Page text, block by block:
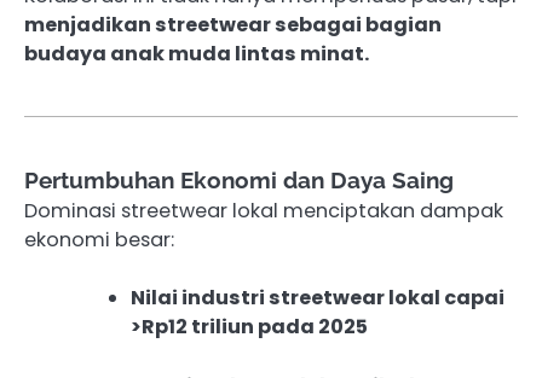
menjadikan streetwear sebagai bagian
budaya anak muda lintas minat.
Pertumbuhan Ekonomi dan Daya Saing
Dominasi streetwear lokal menciptakan dampak
ekonomi besar:
Nilai industri streetwear lokal capai
>Rp12 triliun pada 2025